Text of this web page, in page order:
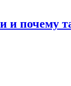
почему